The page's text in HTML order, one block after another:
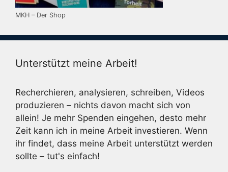
MKH – Der Shop
Unterstützt meine Arbeit!
Recherchieren, analysieren, schreiben, Videos
produzieren – nichts davon macht sich von
allein! Je mehr Spenden eingehen, desto mehr
Zeit kann ich in meine Arbeit investieren. Wenn
ihr findet, dass meine Arbeit unterstützt werden
sollte – tut's einfach!